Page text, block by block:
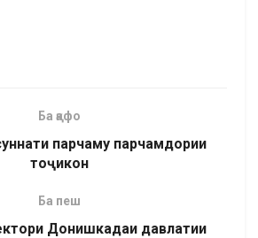
Ба қафо
парчаму парчамдории
тоҷикон
Ба пеш
Донишкадаи давлатии